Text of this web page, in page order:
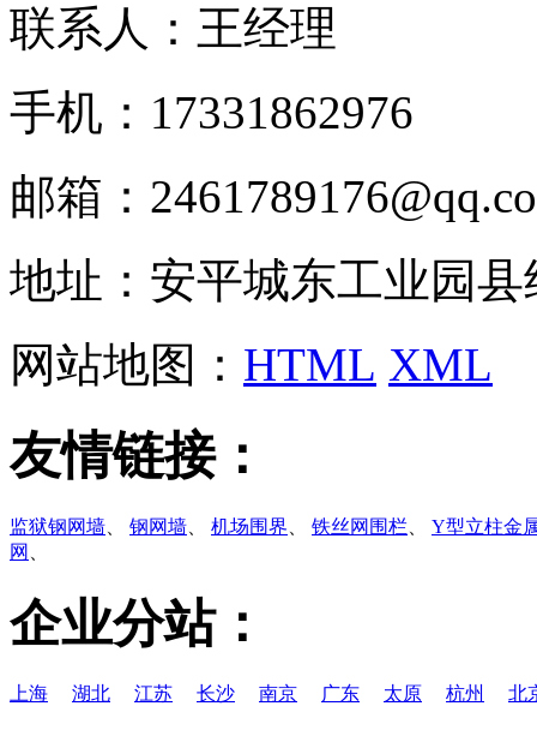
联系人：王经理
手机：17331862976
邮箱：
地址：安平城东工业园县
网站地图： HTML XML
友情链接：
监狱钢网墙 钢网墙 机场围界 铁丝网围栏
Y型立柱金
网
企业分站：
上海 湖北 江苏 长沙 南京 广东 太原 杭州 北